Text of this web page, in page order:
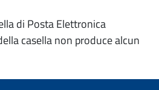
di Posta Elettronica
casella non produce alcun